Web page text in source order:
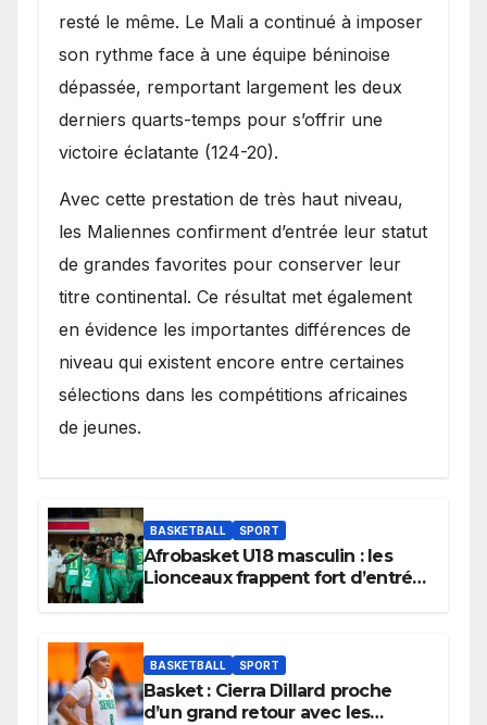
resté le même. Le Mali a continué à imposer
son rythme face à une équipe béninoise
dépassée, remportant largement les deux
derniers quarts-temps pour s’offrir une
victoire éclatante (124-20).
Avec cette prestation de très haut niveau,
les Maliennes confirment d’entrée leur statut
de grandes favorites pour conserver leur
titre continental. Ce résultat met également
en évidence les importantes différences de
niveau qui existent encore entre certaines
sélections dans les compétitions africaines
de jeunes.
BASKETBALL SPORT
Afrobasket U18 masculin : les
Lionceaux frappent fort d’entrée
BASKETBALL SPORT
Basket : Cierra Dillard proche
d’un grand retour avec les